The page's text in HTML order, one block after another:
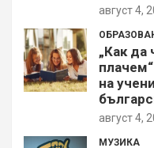
август 4,
„Как да
на
август 4,
МУЗИКА